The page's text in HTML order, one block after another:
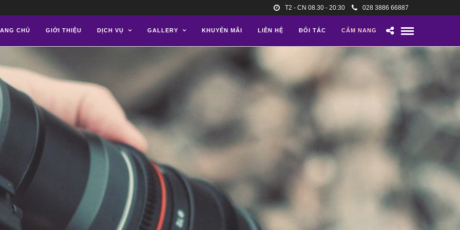
T2 - CN 08.30 - 20:30 028 3886 66887
CHỦ GIỚI THIỆU DỊCH VỤ GALLERY KHUYẾN MÃI LIÊN HỆ ĐỐI TÁC CẨM NANG